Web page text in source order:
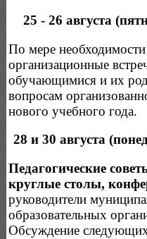
25 - 26 августа
По мере
организационные
обучающимися и их
вопросам
нового учебного года.
28 и 30 августа
Педагогические
круглые столы,
руководители
образовательных
Обсуждение